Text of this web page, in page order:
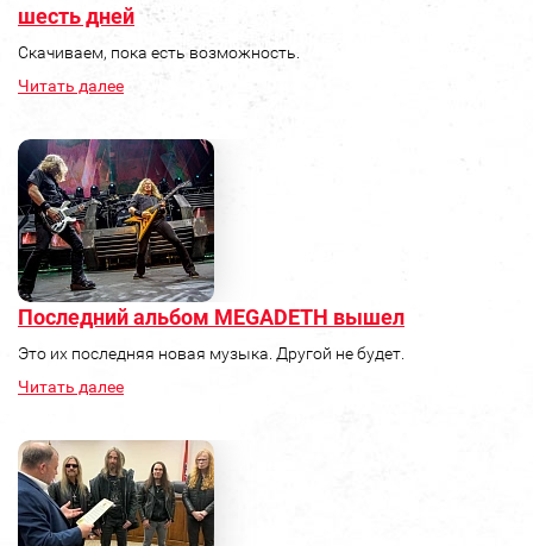
шесть дней
Скачиваем, пока есть возможность.
Читать далее
Последний альбом MEGADETH вышел
Это их последняя новая музыка. Другой не будет.
Читать далее